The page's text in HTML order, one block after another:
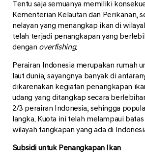
Tentu saja semuanya memiliki
Kementerian Kelautan dan Perikanan,
nelayan yang menangkap ikan di
telah terjadi penangkapan yang
dengan overfishing.
Perairan Indonesia merupakan rumah
laut dunia, sayangnya banyak di
dikarenakan kegiatan penangkapan
udang yang ditangkap secara
2/3 perairan Indonesia, sehingga
langka. Kuota ini telah melampaui
wilayah tangkapan yang ada di
Subsidi untuk Penangkapan Ikan